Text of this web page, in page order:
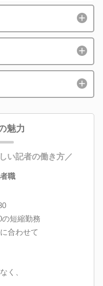
魅力
い記者の働き方／
職
の短縮勤務
合わせて
く、